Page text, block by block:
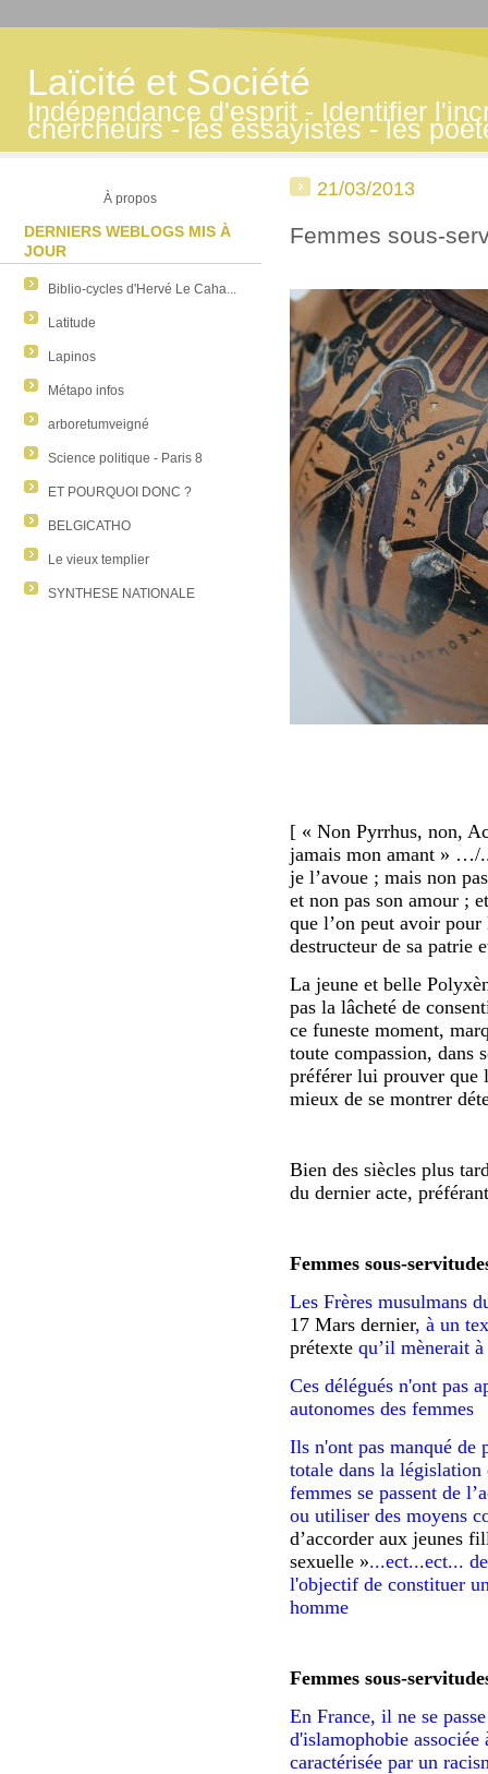
Laïcité et Société
Indépendance d'esprit - Identifier
chercheurs - les essayistes - les
À propos
DERNIERS WEBLOGS MIS À
JOUR
Biblio-cycles d'Hervé Le Caha...
Latitude
Lapinos
Métapo infos
arboretumveigné
Science politique - Paris 8
ET POURQUOI DONC ?
BELGICATHO
Le vieux templier
SYNTHESE NATIONALE
21/03/2013
Femmes sous-
[ « Non Pyrrhus, non,
jamais mon amant » …/
je l’avoue ; mais non
et non pas son amour ;
que l’on peut avoir pour
destructeur de sa patrie
La jeune et belle
pas la lâcheté de
ce funeste moment,
toute compassion, dans
préférer lui prouver que
mieux de se montrer
Bien des siècles plus
du dernier acte,
Femmes sous-
Les Frères musulmans
17 Mars dernier, à un
prétexte qu’il mènerait
Ces délégués n'ont pas
autonomes des femmes
Ils n'ont pas manqué de
totale dans la législation
femmes se passent de
ou utiliser des moyens
d’accorder aux jeunes
sexuelle »...ect...ect...
l'objectif de constituer
homme
Femmes sous-
En France, il ne se
d'islamophobie
caractérisée par un